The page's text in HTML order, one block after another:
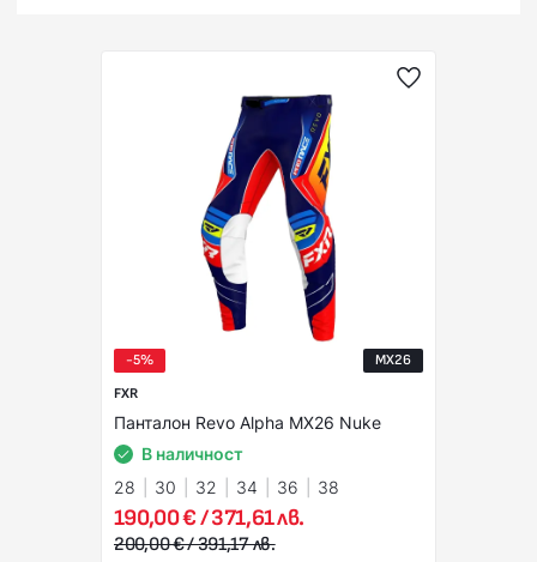
-5%
MX26
FXR
Панталон Revo Alpha MX26 Nuke
В наличност
28
30 32 34 36 38
190,00 € / 371,61 лв.
200,00 € / 391,17 лв.